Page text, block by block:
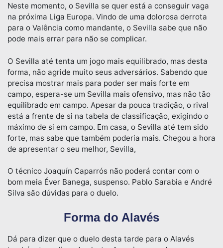
Neste momento, o Sevilla se quer está a conseguir vaga
na próxima Liga Europa. Vindo de uma dolorosa derrota
para o Valência como mandante, o Sevilla sabe que não
pode mais errar para não se complicar.
O Sevilla até tenta um jogo mais equilibrado, mas desta
forma, não agride muito seus adversários. Sabendo que
precisa mostrar mais para poder ser mais forte em
campo, espera-se um Sevilla mais ofensivo, mas não tão
equilibrado em campo. Apesar da pouca tradição, o rival
está a frente de si na tabela de classificação, exigindo o
máximo de si em campo. Em casa, o Sevilla até tem sido
forte, mas sabe que também poderia mais. Chegou a hora
de apresentar o seu melhor, Sevilla,
O técnico Joaquín Caparrós não poderá contar com o
bom meia Éver Banega, suspenso. Pablo Sarabia e André
Silva são dúvidas para o duelo.
Forma do Alavés
Dá para dizer que o duelo desta tarde para o Alavés